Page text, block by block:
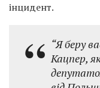
інцидент.
“Я беру
Кацпер,